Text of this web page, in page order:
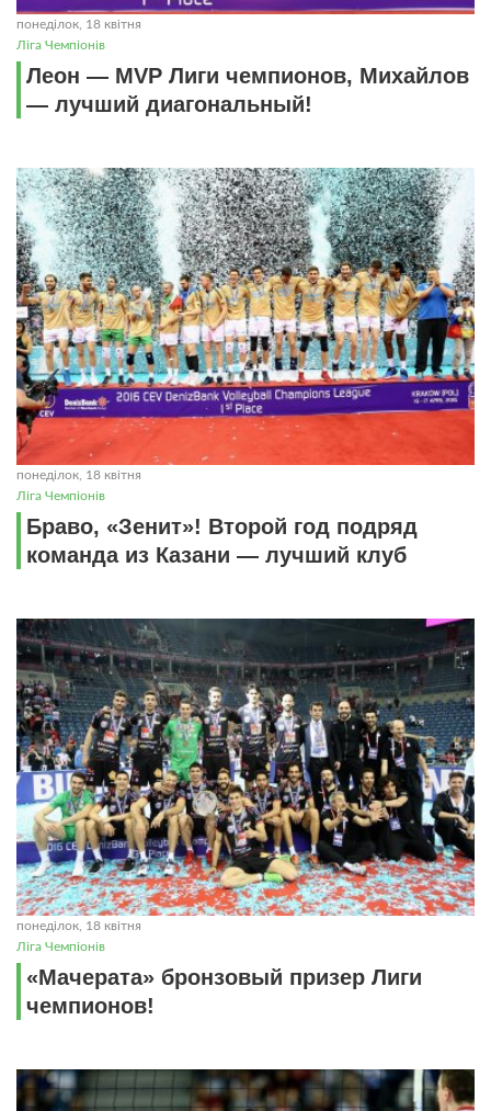
понеділок, 18 квітня
Ліга Чемпіонів
Леон — MVP Лиги чемпионов, Михайлов
— лучший диагональный!
понеділок, 18 квітня
Ліга Чемпіонів
Браво, «Зенит»! Второй год подряд
команда из Казани — лучший клуб
понеділок, 18 квітня
Ліга Чемпіонів
«Мачерата» бронзовый призер Лиги
чемпионов!